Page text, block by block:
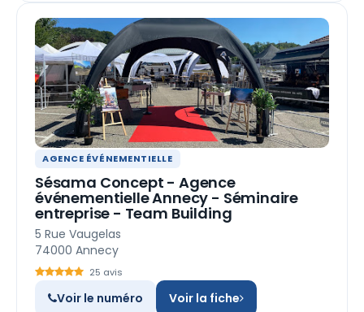
AGENCE ÉVÉNEMENTIELLE
Sésama Concept - Agence
événementielle Annecy - Séminaire
entreprise - Team Building
5 Rue Vaugelas
74000 Annecy
25 avis
Voir le numéro Voir la fiche